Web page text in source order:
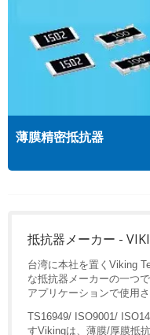
薄膜精密抵抗器
抵抗器メーカー -
台湾に本社を置くViking
な抵抗器メーカーの一つ
アプリケーションで使用さ
TS16949/ ISO9001/
すVikingは、薄膜/厚膜抵